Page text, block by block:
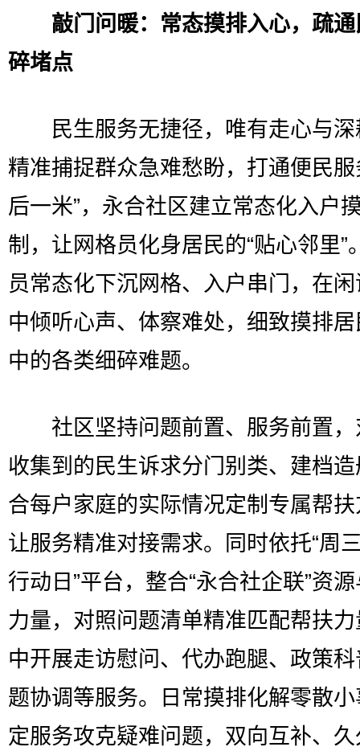
敲门问暖：常态摸排入心，疏
碎堵点
民生服务无捷径，唯有走心与深
精准捕捉群众急难愁盼，打通便民服
后一米”，永合社区建立常态化入户
制，让网格员化身居民的“贴心邻里”
员常态化下沉网格、入户串门，在
中倾听心声、体察难处，细致摸排
中的各类细碎难题。
社区坚持问题前置、服务前置，
收集到的民生诉求分门别类、建档
合每户家庭的实际情况定制专属帮
让服务精准对接需求。同时依托“周
行动日”平台，整合“永合社企联”资
力量，对照问题清单精准匹配帮扶
中开展走访慰问、代办跑腿、政策
题协调等服务。日常摸排化解零散
定服务攻克疑难问题，双向互补、